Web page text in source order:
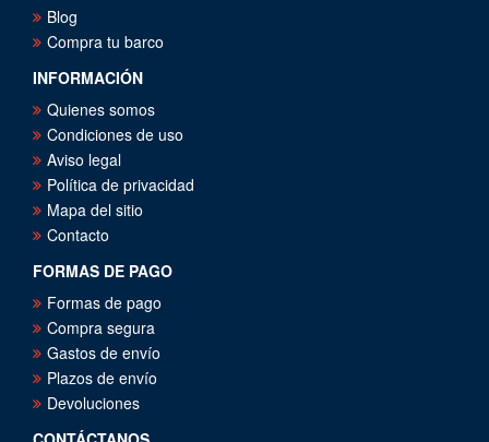
Blog
Compra tu barco
INFORMACIÓN
Quienes somos
Condiciones de uso
Aviso legal
Política de privacidad
Mapa del sitio
Contacto
FORMAS DE PAGO
Formas de pago
Compra segura
Gastos de envío
Plazos de envío
Devoluciones